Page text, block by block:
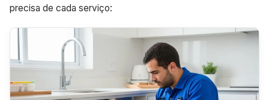
precisa de cada serviço: